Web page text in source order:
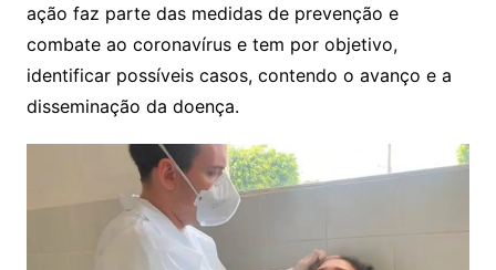
ação faz parte das medidas de prevenção e
combate ao coronavírus e tem por objetivo,
identificar possíveis casos, contendo o avanço e a
disseminação da doença.